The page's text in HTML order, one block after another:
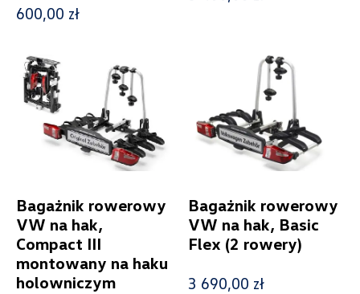
Model
Generacja
Kolekcje
600,00 zł
Bagażnik rowerowy
VW na hak,
Compact III
montowany na haku
holowniczym
Bagażnik rowerowy
VW na hak, Basic
Flex (2 rowery)
3 690,00 zł